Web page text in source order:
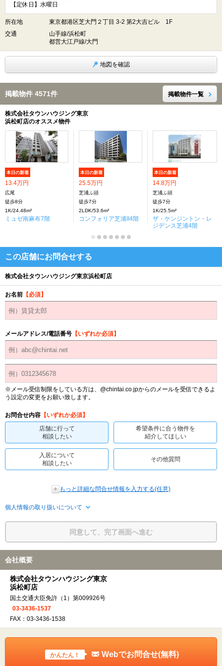
【定休日】水曜日
所在地
東京都港区芝大門２丁目 3-2 第2大吉ビル 1F
交通
山手線/浜松町
都営大江戸線/大門
地図を確認
掲載物件 4571件 掲載物件一覧
株式会社タウンハウジング東京
浜松町店のオススメ物件
本日の新着
13.4万円
広尾
徒歩8分
1K/24.48m²
ミュゼ南麻布7階
本日の新着
25.5万円
芝浦ふ頭
徒歩7分
2LDK/53.6m²
コンフォリア芝浦II4階
本日の新着
14.8万円
芝浦ふ頭
徒歩7分
1K/25.5m²
ザ・ケンジントン・レ
ジデンス芝浦4階
この店舗にお問合せする
株式会社タウンハウジング東京浜松町店
お名前 【必須】
メールアドレス/電話番号 【いずれか必須】
※メール受信制限をしている方は、@chintai.co.jpからのメールを受信できるよ
う設定の変更をお願い致します。
お問合せ内容 【いずれか必須】
店舗に行って
相談したい
希望条件に合う物件を
紹介してほしい
入居について
相談したい
その他質問
もっと詳細な問合せ情報を入力する(任意)
個人情報の取り扱いについて
同意して、完了画面へ進む
会社概要
株式会社タウンハウジング東京
浜松町店
国土交通大臣免許（1）第009926号
03-3436-1537
FAX：03-3436-1538
かんたん！ Webでお問合せ(無料)